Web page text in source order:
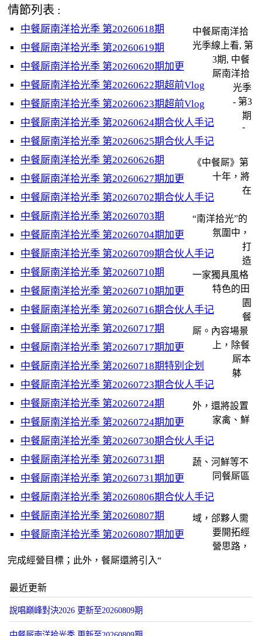
情節列表 :
中餐厛南洋拾光季 第20260618期
中餐厛南洋拾光季 第20260619期
中餐厛南洋拾光季 第20260620期加更
中餐厛南洋拾光季 第20260622期超前Vlog
中餐厛南洋拾光季 第20260623期超前Vlog
中餐厛南洋拾光季 第20260624期合伙人手记
中餐厛南洋拾光季 第20260625期合伙人手记
中餐厛南洋拾光季 第20260626期
中餐厛南洋拾光季 第20260627期加更
中餐厛南洋拾光季 第20260702期合伙人手记
中餐厛南洋拾光季 第20260703期
中餐厛南洋拾光季 第20260704期加更
中餐厛南洋拾光季 第20260709期合伙人手记
中餐厛南洋拾光季 第20260710期
中餐厛南洋拾光季 第20260710期加更
中餐厛南洋拾光季 第20260716期合伙人手记
中餐厛南洋拾光季 第20260717期
中餐厛南洋拾光季 第20260717期加更
中餐厛南洋拾光季 第20260718期特别企划
中餐厛南洋拾光季 第20260723期合伙人手记
中餐厛南洋拾光季 第20260724期
中餐厛南洋拾光季 第20260724期加更
中餐厛南洋拾光季 第20260730期合伙人手记
中餐厛南洋拾光季 第20260731期
中餐厛南洋拾光季 第20260731期加更
中餐厛南洋拾光季 第20260806期合伙人手记
中餐厛南洋拾光季 第20260807期
中餐厛南洋拾光季 第20260807期加更
中餐厛南洋拾
光季線上看, 第
3期, 中餐
厛南洋拾
光季
- 第3
期
-
《中餐厛》第
十年，將
在
“南洋拾光”的
氛圍中，
打
造
一家獨具風格
特色的田
園
餐
厛。內容場景
上，除餐
厛本
躰
外，還將設置
家禽、鮮
蔬、河鮮等不
同餐厛區
域，郃夥人需
要開拓經
營思路，
完成經營目標；此外，餐厛還將引入“
最近更新
說唱巔峰對決2026 更新至20260809期